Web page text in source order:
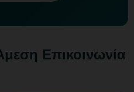
Επικοινωνία